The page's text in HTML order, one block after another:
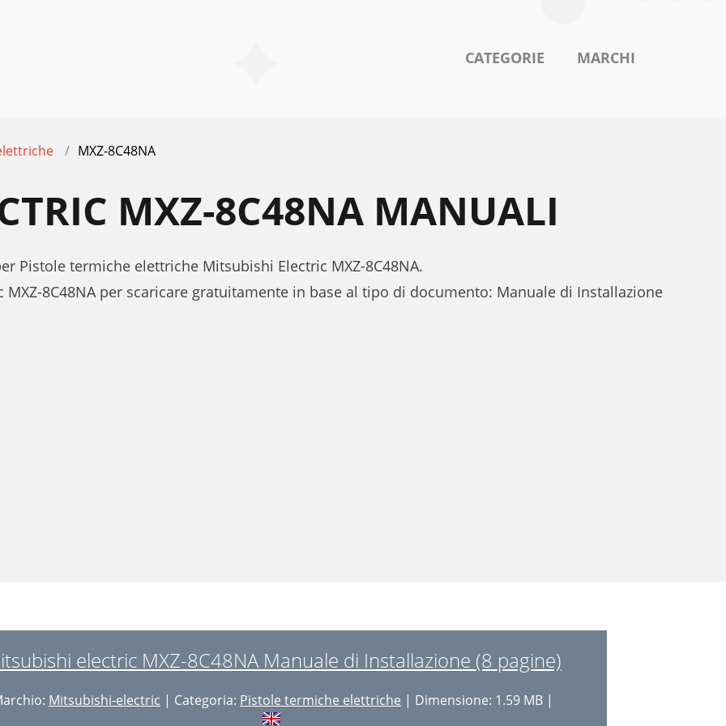
CATEGORIE MARCHI
MXZ-8C48NA
MXZ-8C48NA MANUALI
Pistole termiche elettriche Mitsubishi Electric MXZ-8C48NA.
8C48NA per scaricare gratuitamente in base al tipo di documento: Manuale di Installazione
electric MXZ-8C48NA Manuale di Installazione (8 pagine)
Mitsubishi-electric | Categoria: Pistole termiche elettriche | Dimensione: 1.59 MB |